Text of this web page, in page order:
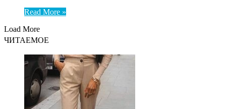
Read More »
Load More
ЧИТАЕМОЕ